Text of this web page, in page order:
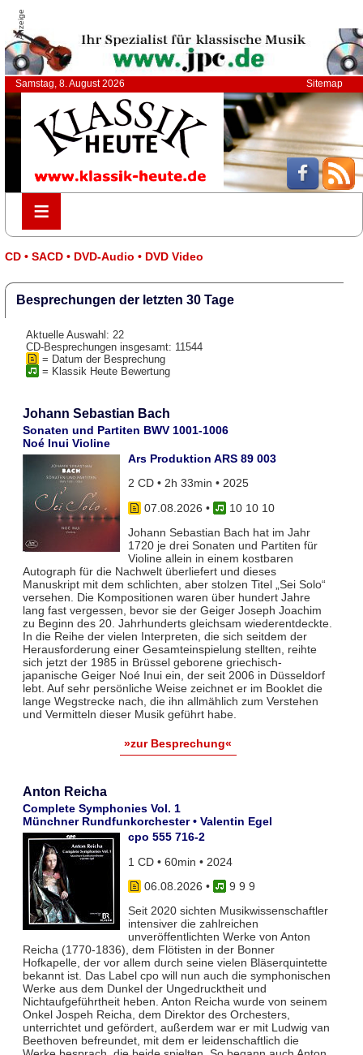
Anzeige
Samstag, 8. August 2026 Sitemap
≡
≡
CD • SACD • DVD-Audio • DVD Video
Besprechungen der letzten 30 Tage
Aktuelle Auswahl: 22
CD-Besprechungen insgesamt: 11544
= Datum der Besprechung
= Klassik Heute Bewertung
Johann Sebastian Bach
Sonaten und Partiten BWV 1001-1006
Noé Inui Violine
Ars Produktion ARS 89 003
2 CD • 2h 33min • 2025
07.08.2026 •
10 10 10
Johann Sebastian Bach hat im Jahr
1720 je drei Sonaten und Partiten für
Violine allein in einem kostbaren
Autograph für die Nachwelt überliefert und dieses
Manuskript mit dem schlichten, aber stolzen Titel „Sei Solo“
versehen. Die Kompositionen waren über hundert Jahre
lang fast vergessen, bevor sie der Geiger Joseph Joachim
zu Beginn des 20. Jahrhunderts gleichsam wiederentdeckte.
In die Reihe der vielen Interpreten, die sich seitdem der
Herausforderung einer Gesamteinspielung stellten, reihte
sich jetzt der 1985 in Brüssel geborene griechisch-
japanische Geiger Noé Inui ein, der seit 2006 in Düsseldorf
lebt. Auf sehr persönliche Weise zeichnet er im Booklet die
lange Wegstrecke nach, die ihn allmählich zum Verstehen
und Vermitteln dieser Musik geführt habe.
»zur Besprechung«
Anton Reicha
Complete Symphonies Vol. 1
Münchner Rundfunkorchester • Valentin Egel
cpo 555 716-2
1 CD • 60min • 2024
06.08.2026 •
9 9 9
Seit 2020 sichten Musikwissenschaftler
intensiver die zahlreichen
unveröffentlichten Werke von Anton
Reicha (1770-1836), dem Flötisten in der Bonner
Hofkapelle, der vor allem durch seine vielen Bläserquintette
bekannt ist. Das Label cpo will nun auch die symphonischen
Werke aus dem Dunkel der Ungedrucktheit und
Nichtaufgeführtheit heben. Anton Reicha wurde von seinem
Onkel Jospeh Reicha, dem Direktor des Orchesters,
unterrichtet und gefördert, außerdem war er mit Ludwig van
Beethoven befreundet, mit dem er leidenschaftlich die